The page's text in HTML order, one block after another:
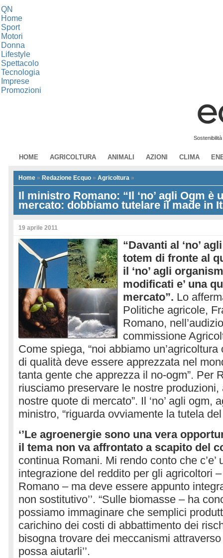
QN
Home
Sport
Motori
Donna
Lifestyle
Spettacolo
Tecnologia
Imprese
Promozioni
HOME AGRICOLTURA ANIMALI AZIONI CLIMA
Home » Redazione Ecquo » Agricoltura »
Il ministro Romano: “Il ‘no’ agli Ogm è
mercato: dobbiamo tutelare il made in
19 aprile 2011
“Davanti al ‘no’
totem di fronte al
il ‘no’ agli
modificati e’ una
mercato”. Lo
Politiche agricole,
Romano,
commissione
Come spiega, “noi abbiamo
di qualità deve essere apprezzata nel
tanta gente che apprezza il no-ogm”. Per
riusciamo preservare le nostre produzioni,
nostre quote di mercato”. Il ‘no’ agli ogm,
ministro, “riguarda ovviamente la tutela
‘’Le agroenergie sono una vera
il tema non va affrontato a scapito del
continua Romani. Mi rendo conto che c’e’
integrazione del reddito per gli agricoltori
Romano – ma deve essere appunto
non sostitutivo’’. “Sulle biomasse – ha
possiamo immaginare che semplici
carichino dei costi di abbattimento dei
bisogna trovare dei meccanismi
possa aiutarli’’.